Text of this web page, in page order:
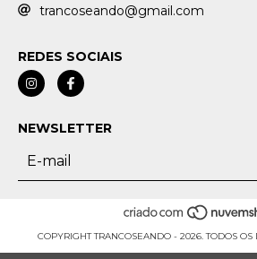
trancoseando@gmail.com
REDES SOCIAIS
NEWSLETTER
COPYRIGHT TRANCOSEANDO - 2026. TODOS OS